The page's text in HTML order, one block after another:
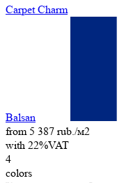
Carpet Charm
Balsan
from 5 387 rub./м2
with 22%VAT
4
colors